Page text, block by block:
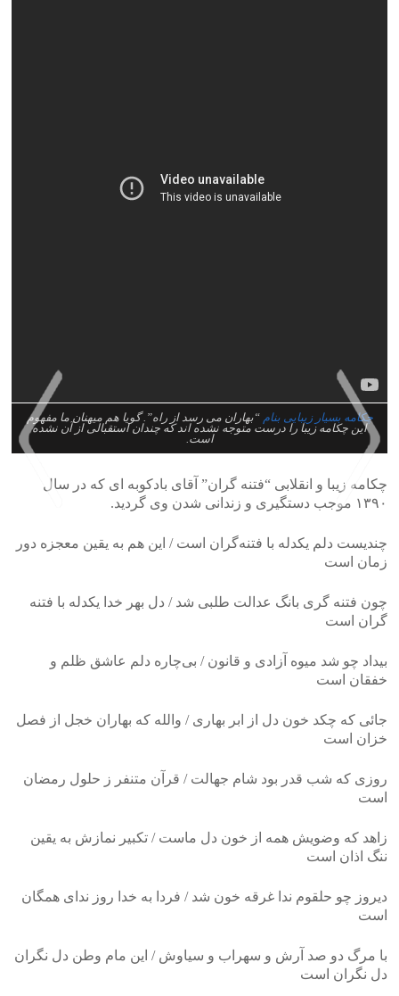
چکامه بسیار زیبایی بنام “بهاران می رسد از راه”. گویا هم میهنان ما مفهوم
این چکامه زیبا را درست متوجه نشده اند که چندان استقبالی از آن نشده
است.
چکامه زیبا و انقلابی “فتنه گران” آقای بادکوبه ای که در سال
۱۳۹۰ موجب دستگیری و زندانی شدن وی گردید.
چندیست دلم یکدله با فتنه‌گران است / این هم به یقین معجزه دور
زمان است
‎چون فتنه گری بانگ عدالت طلبی شد / دل‌ بهر خدا یکدله با فتنه
گران است
‎بیداد چو شد میوه آزادی و قانون / بی‌چاره دلم عاشق ظلم و
خفقان است
‎جائی‌ که چکد خون دل‌ از ابر بهاری / والله که بهاران خجل از فصل
خزان است
‎روزی که شب قدر بود شام جهالت / قرآن متنفر ز حلول رمضان
است
‎زاهد که وضویش همه از خون دل‌ ماست / تکبیر نمازش به یقین
ننگ اذان است
‎دیروز چو حلقوم ندا غرقه خون شد / فردا به خدا روز ندای همگان
است
‎با مرگ دو صد آرش و سهراب و سیاوش / این مام وطن دل‌ نگران
دل‌ نگران است
<
>